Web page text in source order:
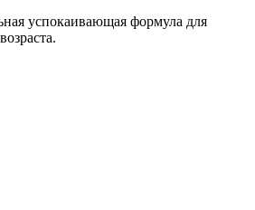
успокаивающая формула для